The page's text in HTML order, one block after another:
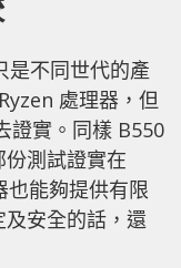
是不同世代的產
處理器，但
證實。同樣 B550
測試證實在
也能夠提供有限
安全的話，還